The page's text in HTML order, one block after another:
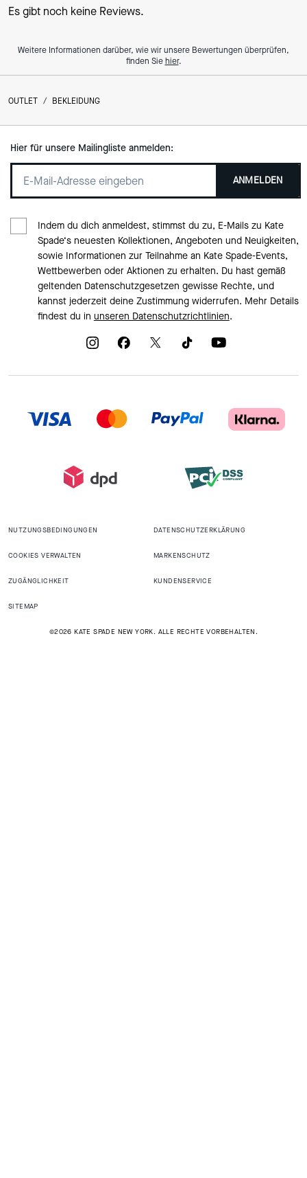
Es gibt noch keine Reviews.
Weitere Informationen darüber, wie wir unsere Bewertungen überprüfen,
finden Siehier.
OUTLET / BEKLEIDUNG
Hier für unsere Mailingliste anmelden:
ANMELDEN
Indem du dich anmeldest, stimmst du zu, E-Mails zu Kate
Spade‘s neuesten Kollektionen, Angeboten und Neuigkeiten,
sowie Informationen zur Teilnahme an Kate Spade-Events,
Wettbewerben oder Aktionen zu erhalten. Du hast gemäß
geltenden Datenschutzgesetzen gewisse Rechte, und
kannst jederzeit deine Zustimmung widerrufen. Mehr Details
findest du in unseren Datenschutzrichtlinien.
NUTZUNGSBEDINGUNGEN DATENSCHUTZERKLÄRUNG
COOKIES VERWALTEN MARKENSCHUTZ
ZUGÄNGLICHKEIT KUNDENSERVICE
SITEMAP
©2026 KATE SPADE NEW YORK. ALLE RECHTE VORBEHALTEN.